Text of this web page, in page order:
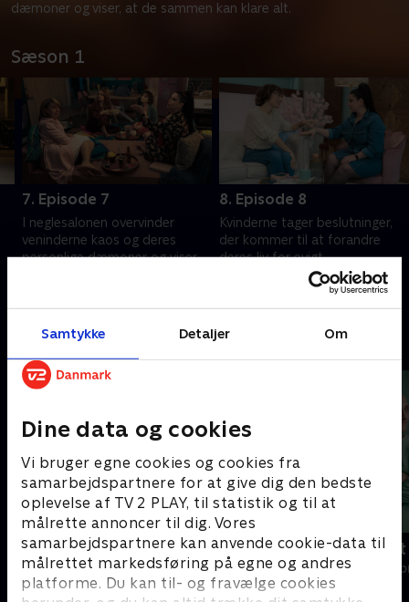
Samtykke Detaljer Om
Dine data og cookies
Vi bruger egne cookies og cookies fra
samarbejdspartnere for at give dig den bedste
oplevelse af TV 2 PLAY, til statistik og til at
målrette annoncer til dig. Vores
samarbejdspartnere kan anvende cookie-data til
målrettet markedsføring på egne og andres
platforme. Du kan til- og fravælge cookies
dæmoner og viser, at de sammen kan klare alt.
Sæson 1
7. Episode 7
I neglesalonen overvinder
veninderne kaos og deres
personlige dæmoner og viser,
8. Episode 8
Kvinderne tager beslutninger,
der kommer til at forandre
deres liv for evigt.
10. november 2025 • 28 min
Andre så også
Happy fucking Pride
Drama • 1 sæsoner
Fake Patient
Drama • 1